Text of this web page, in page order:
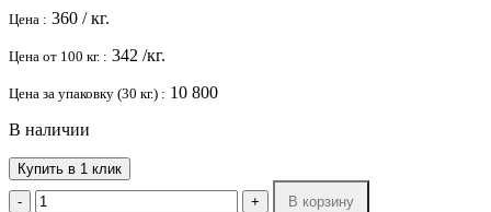
Цена : 360 / кг.
Цена от 100 кг. : 342 /кг.
Цена за упаковку (30 кг.) : 10 800
В наличии
Купить в 1 клик
-
+
В корзину